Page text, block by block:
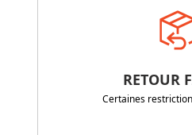
RETOUR
Certaines